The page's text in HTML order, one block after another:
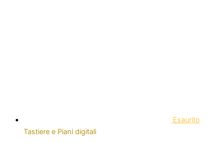
Esaurito
Tastiere e Piani digitali